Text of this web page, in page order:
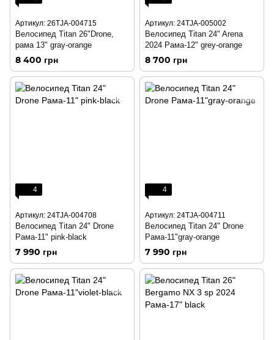
Артикул: 26TJA-004715
Велосипед Titan 26"Drone,
рама 13" gray-orange
8 400 грн
Артикул: 24TJA-005002
Велосипед Titan 24" Arena
2024 Рама-12" grey-orange
8 700 грн
4
Артикул: 24TJA-004708
Велосипед Titan 24" Drone
Рама-11" pink-black
7 990 грн
4
Артикул: 24TJA-004711
Велосипед Titan 24" Drone
Рама-11"gray-orange
7 990 грн